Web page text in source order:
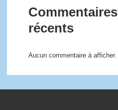
Commentaires
récents
Aucun commentaire à afficher.